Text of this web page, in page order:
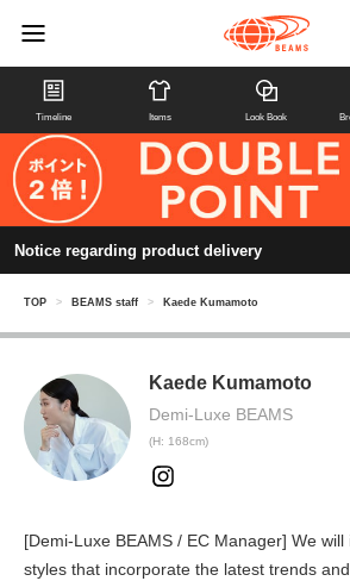
Timeline Items Look Book
Notice regarding product delivery
TOP > BEAMS staff > Kaede Kumamoto
Kaede Kumamoto
Demi-Luxe BEAMS
(H: 168cm)
[Demi-Luxe BEAMS / EC Manager] We
styles that incorporate the latest trends